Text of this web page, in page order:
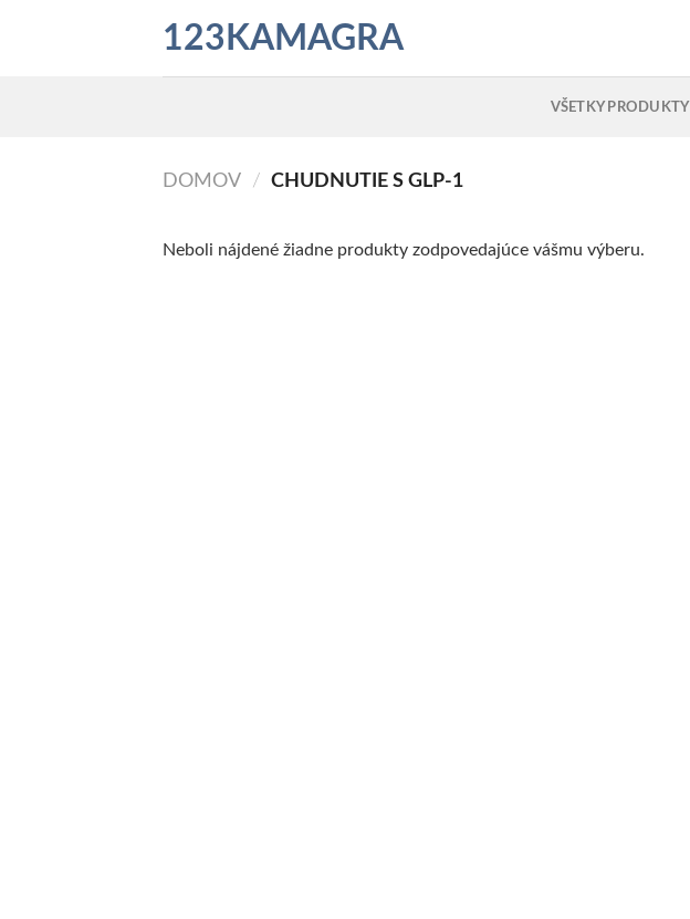
123KAMAGRA
VŠETKY PRODUKTY
DOMOV / CHUDNUTIE S GLP-1
Neboli nájdené žiadne produkty zodpovedajúce vášmu výberu.